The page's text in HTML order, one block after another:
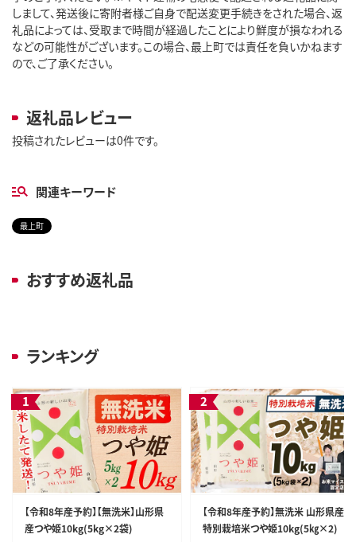
しまして、発送後に寄附者様ご自身で配送変更手続きをされた場合、返
礼品によっては、受取まで時間が経過したことにより鮮度が損なわれる
などの可能性がございます。この場合、最上町では責任を負いかねます
ので、ご了承ください。
返礼品レビュー
投稿されたレビューは0件です。
関連キーワード
最上町
おすすめ返礼品
ランキング
【令和8年産予約】【無洗米】山形県
産つや姫10kg(5kg×2袋)
【令和8年産予約】無洗米 山形県産
特別栽培米つや姫10kg(5㎏×2)